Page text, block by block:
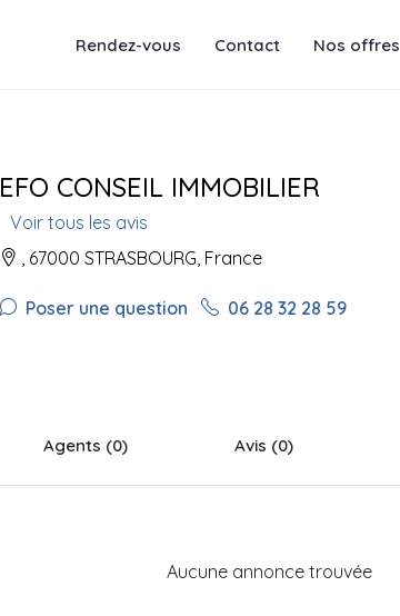
Rendez-vous Contact Nos offres
EFO CONSEIL IMMOBILIER
Voir tous les avis
, 67000 STRASBOURG, France
Poser une question 06 28 32 28 59
Agents (0) Avis (0)
Aucune annonce trouvée